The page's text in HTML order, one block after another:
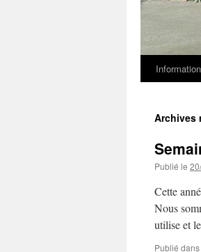
Archives
Publié le
Cette
Nous
utilise et
Publié dans